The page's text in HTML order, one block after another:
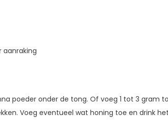
aanraking
poeder onder de tong. Of voeg 1 tot 3 gram
Voeg eventueel wat honing toe en drink